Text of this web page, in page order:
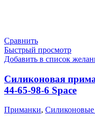
Сравнить
Быстрый просмотр
Добавить в список
Силиконовая
44-65-98-6 Space
Приманки,